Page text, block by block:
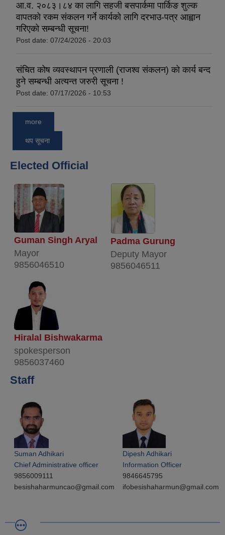
आ.व. २०८३।८४ का लागि सहजी बसपार्कमा पार्किङ शुल्क
वापतको रकम संकलन गर्ने कार्यको लागि दरभाउ-पत्र आह्वान
गरिएको सम्बन्धी सूचना!
Post date: 07/24/2026 - 20:03
संचित कोष व्यवस्थापन प्रणाली (राजश्व संकलन) को कार्य बन्द
हुने सम्बन्धी अत्यन्त जरुरी सूचना !
Post date: 07/17/2026 - 10:53
more
थप सूचना
Elected Official
Guman Singh Aryal
Mayor
9856046510
Padma Gurung
Deputy Mayor
9856046511
Hiralal Bishwakarma
spokesperson
9856037460
Staff
Suman Adhikari
Chief Administrative officer
9856009111
besishaharmuncao@gmail.com
Dipesh Adhikari
Information Officer
9846645795
ifobesishaharmun@gmail.com